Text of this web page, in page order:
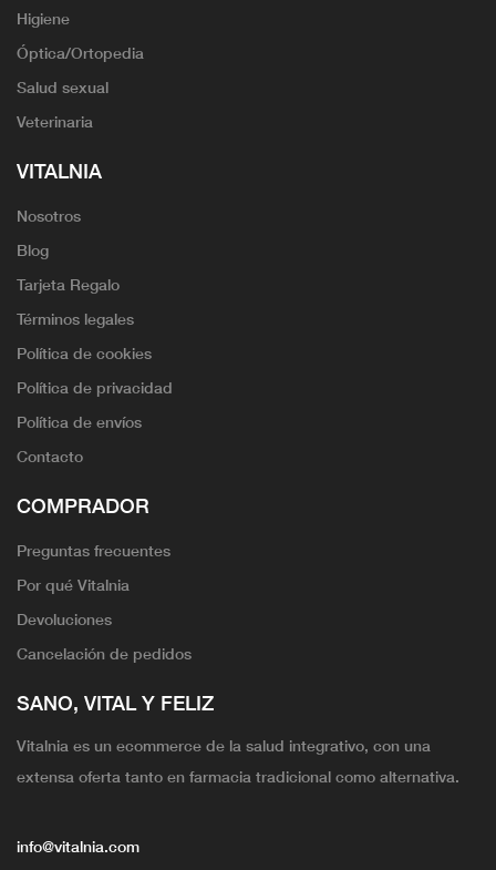
Higiene
Óptica/Ortopedia
Salud sexual
Veterinaria
VITALNIA
Nosotros
Blog
Tarjeta Regalo
Términos legales
Política de cookies
Política de privacidad
Política de envíos
Contacto
COMPRADOR
Preguntas frecuentes
Por qué Vitalnia
Devoluciones
Cancelación de pedidos
SANO, VITAL Y FELIZ
Vitalnia es un ecommerce de la salud integrativo, con una
extensa oferta tanto en farmacia tradicional como alternativa.
info@vitalnia.com